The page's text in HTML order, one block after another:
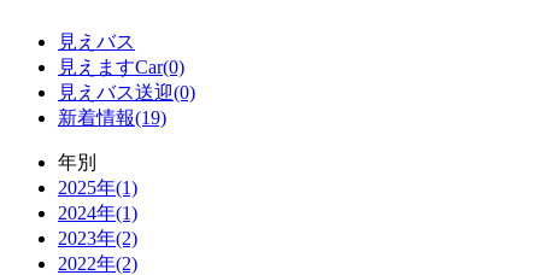
見えバス
見えますCar(0)
見えバス送迎(0)
新着情報(19)
年別
2025年(1)
2024年(1)
2023年(2)
2022年(2)